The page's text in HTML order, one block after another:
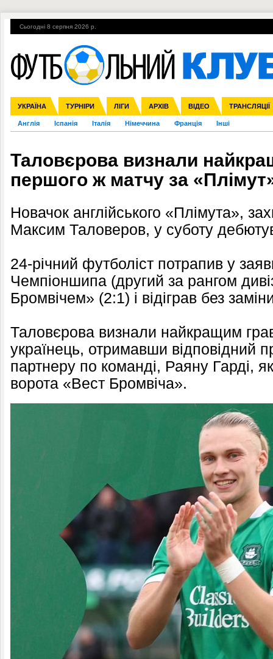
Сьогодні 8 серпня 2026 р.
УКРАЇНА ТУРНІРИ ЛІГИ АРХІВ ВІДЕО ТРАНСЛЯЦІЇ
Збірна Прем'єр-ліга Перша ліга Друга ліга Кубок України
Ліга чемпіонів Ліга Європи Міжнародні Ліга націй Ліга
Англія Іспанія Італія Німеччина Франція Інші
ЧС-2014 ЄВРО-2016 Росія Кубок конфедерацій ЧЄ-2015 (U-
Гарячі теми УПЛ, 2-й тур ВІЙНА УПЛ-ПЕРЕХОДИ
Таловєрова визнали
першого ж матчу за
Новачок англійського «Плімута»,
Максим Таловеров, у суботу
24-річний футболіст потрапив у
Чемпіоншипа (другий за рангом
Бромвічем» (2:1) і відіграв без
Таловєрова визнали найкращим
українець, отримавши відповідний
партнеру по команді, Раяну Гарді,
ворота «Вест Бромвіча».